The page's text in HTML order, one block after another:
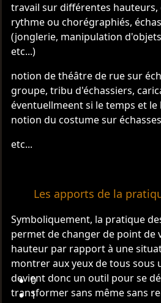
0
1
travail sur différentes hauteurs,
rythme ou chorégraphiés,
(jonglerie, manipulation
etc...)
notion de théâtre de rue sur
groupe, tribu d'échassiers,
éventuellmeent si le temps et
notion du costume sur
etc...
Les apports de la
Symboliquement, la pratique
permet de changer de point de
hauteur par rapport à une
montrer aux yeux de tous sous
devient donc un outil pour se
transformer sans même sans